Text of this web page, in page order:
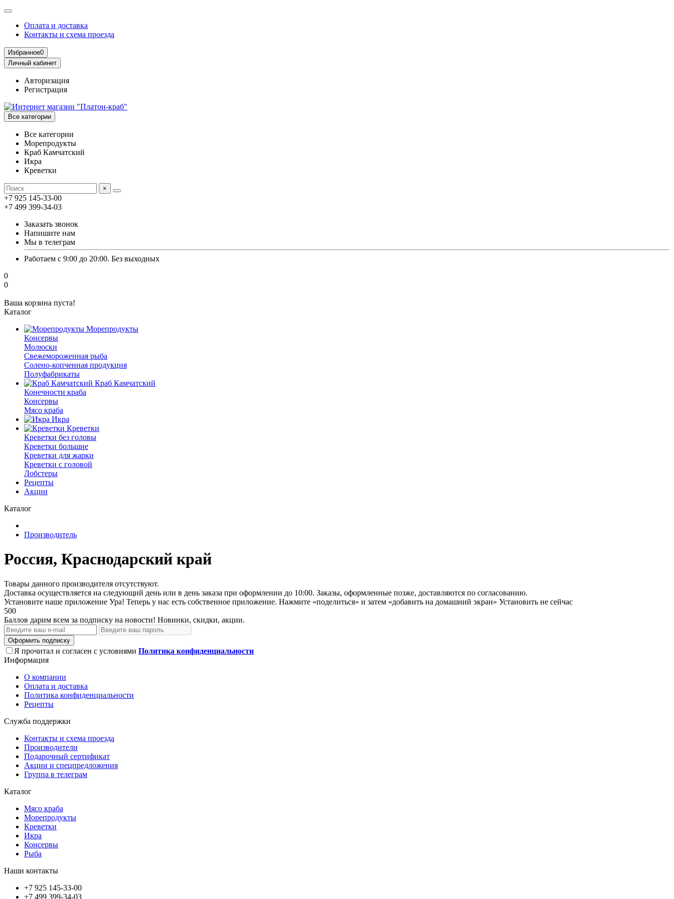
Оплата и доставка
Контакты и схема проезда
Избранное0
Личный кабинет
Авторизация
Регистрация
Все категории
Все категории
Морепродукты
Краб Камчатский
Икра
Креветки
×
+7 925 145-33-00
+7 499 399-34-03
Заказать звонок
Напишите нам
Мы в телеграм
Работаем с 9:00 до 20:00. Без выходных
0
0
Ваша корзина пуста!
Каталог
Морепродукты
Консервы
Молюски
Свежемороженная рыба
Солено-копченная продукция
Полуфабрикаты
Краб Камчатский
Конечности краба
Консервы
Мясо краба
Икра
Креветки
Креветки без головы
Креветки большие
Креветки для жарки
Креветки с головой
Лобстеры
Рецепты
Акции
Каталог
Производитель
Россия, Краснодарский край
Товары данного производителя отсутствуют.
Доставка осуществляется на следующий день или в день заказа при оформлении до 10:00. Заказы, оформленные позже, доставляются по согласованию.
Установите наше приложение Ура! Теперь у нас есть собственное приложение. Нажмите «поделиться» и затем «добавить на домашний экран» Установить не сейчас
500
Баллов дарим всем за подписку на новости! Новинки, скидки, акции.
Оформить подписку
Я прочитал и согласен с условиями Политика конфиденциальности
Информация
О компании
Оплата и доставка
Политика конфиденциальности
Рецепты
Служба поддержки
Контакты и схема проезда
Производители
Подарочный сертификат
Акции и спецпредложения
Группа в телеграм
Каталог
Мясо краба
Морепродукты
Креветки
Икра
Консервы
Рыба
Наши контакты
+7 925 145-33-00
+7 499 399-34-03